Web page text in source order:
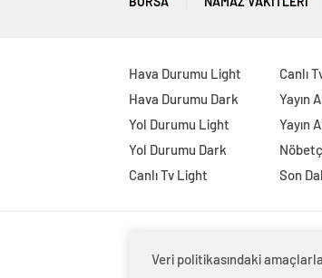
Hava Durumu Light
Hava Durumu Dark
Yol Durumu Light
Yol Durumu Dark
Canlı Tv Light
Canlı
Yayın
Yayın
Son
Veri politikasındaki